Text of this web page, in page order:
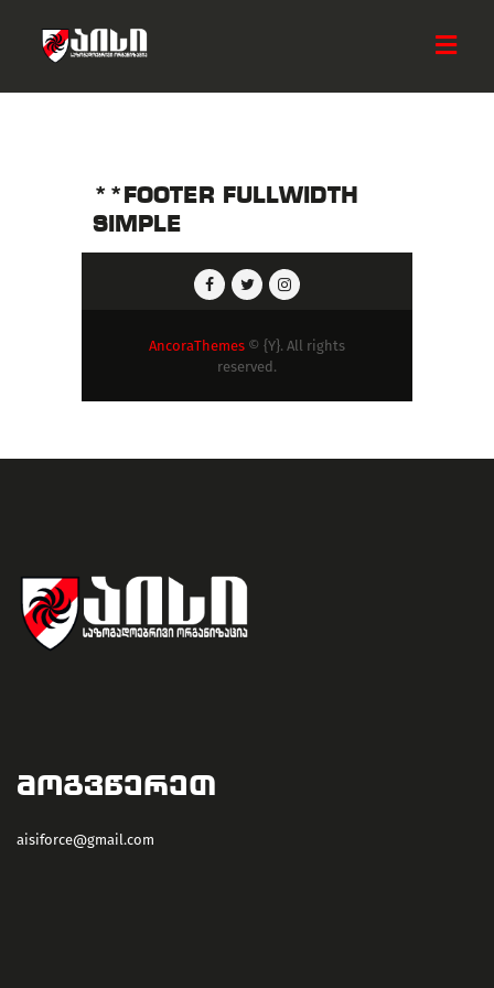
ᲡᲘᲐᲮᲚᲔᲔᲑᲘ
ᲡᲐᲛᲮᲔᲓᲠᲝ ᲯᲒᲣᲤᲘ
ᲓᲐᲔᲮᲛᲐᲠᲔ ᲐᲘᲡᲡ
ᲙᲝᲜᲢᲐᲥᲢᲘ
**FOOTER FULLWIDTH
SIMPLE
AncoraThemes © {Y}. All rights
reserved.
ᲛᲝᲒᲕᲬᲔᲠᲔᲗ
aisiforce@gmail.com